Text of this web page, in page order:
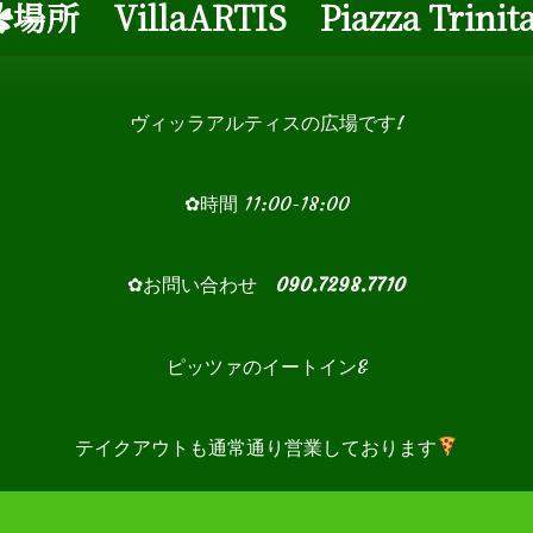
所 VillaARTIS Piazza
ヴィッラアルティスの広場です!
✿時間 11:00-18:00
✿お問い合わせ 090.7298.7710
ピッツァのイートイン&
テイクアウトも通常通り営業しております